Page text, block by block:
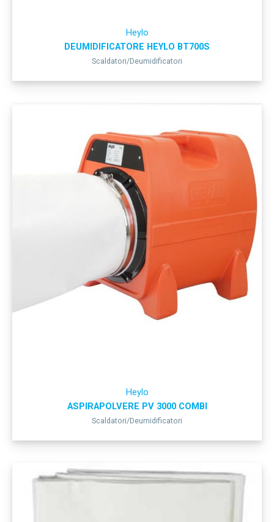
Heylo
DEUMIDIFICATORE HEYLO BT700S
Scaldatori/Deumidificatori
Heylo
ASPIRAPOLVERE PV 3000 COMBI
Scaldatori/Deumidificatori